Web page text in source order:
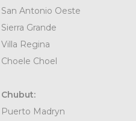
San Antonio Oeste
Sierra Grande
Villa Regina
Choele Choel
Chubut:
Puerto Madryn